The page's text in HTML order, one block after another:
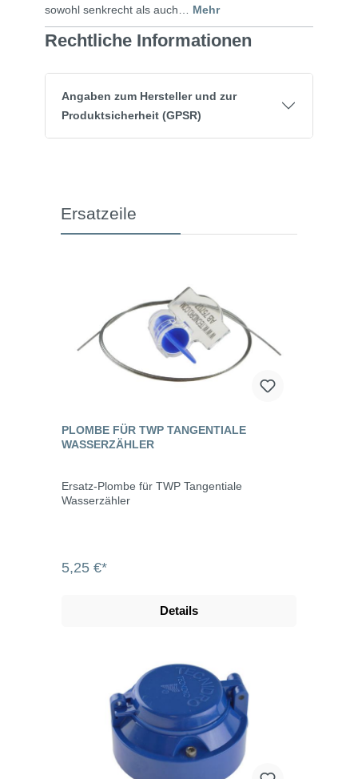
sowohl senkrecht als auch… Mehr
Rechtliche Informationen
Angaben zum Hersteller und zur
Produktsicherheit (GPSR)
Ersatzeile
PLOMBE FÜR TWP TANGENTIALE
WASSERZÄHLER
Ersatz-Plombe für TWP Tangentiale
Wasserzähler
5,25 €*
Details